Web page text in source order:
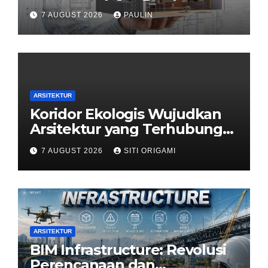
7 AUGUST 2026 PAULIN
ARSITEKTUR
Koridor Ekologis Wujudkan
Arsitektur yang Terhubung
dengan Alam
7 AUGUST 2026 SITI ORIGAMI
ARSITEKTUR
BIM Infrastructure: Revolusi